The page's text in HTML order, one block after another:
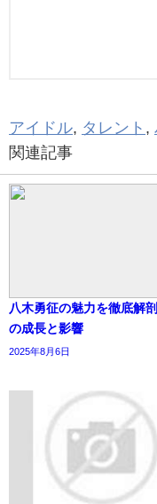
アイドル, タレント ,
関連記事
八木勇征の魅力を徹底解
の成長と影響
2025年8月6日